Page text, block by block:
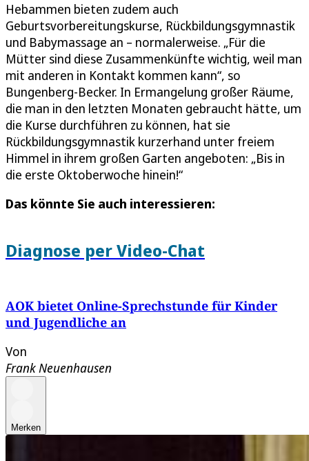
Hebammen bieten zudem auch
Geburtsvorbereitungskurse, Rückbildungsgymnastik
und Babymassage an – normalerweise. „Für die
Mütter sind diese Zusammenkünfte wichtig, weil man
mit anderen in Kontakt kommen kann“, so
Bungenberg-Becker. In Ermangelung großer Räume,
die man in den letzten Monaten gebraucht hätte, um
die Kurse durchführen zu können, hat sie
Rückbildungsgymnastik kurzerhand unter freiem
Himmel in ihrem großen Garten angeboten: „Bis in
die erste Oktoberwoche hinein!“
Das könnte Sie auch interessieren:
Diagnose per Video-Chat
AOK bietet Online-Sprechstunde für Kinder
und Jugendliche an
Von
Frank Neuenhausen
Merken